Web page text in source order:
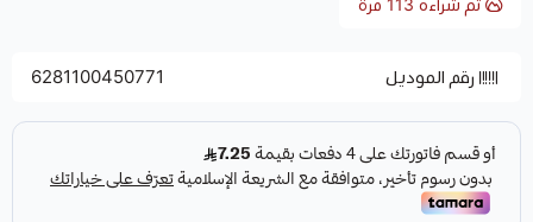
تم شراءه 113 مرة
رقم الموديل 6281100450771